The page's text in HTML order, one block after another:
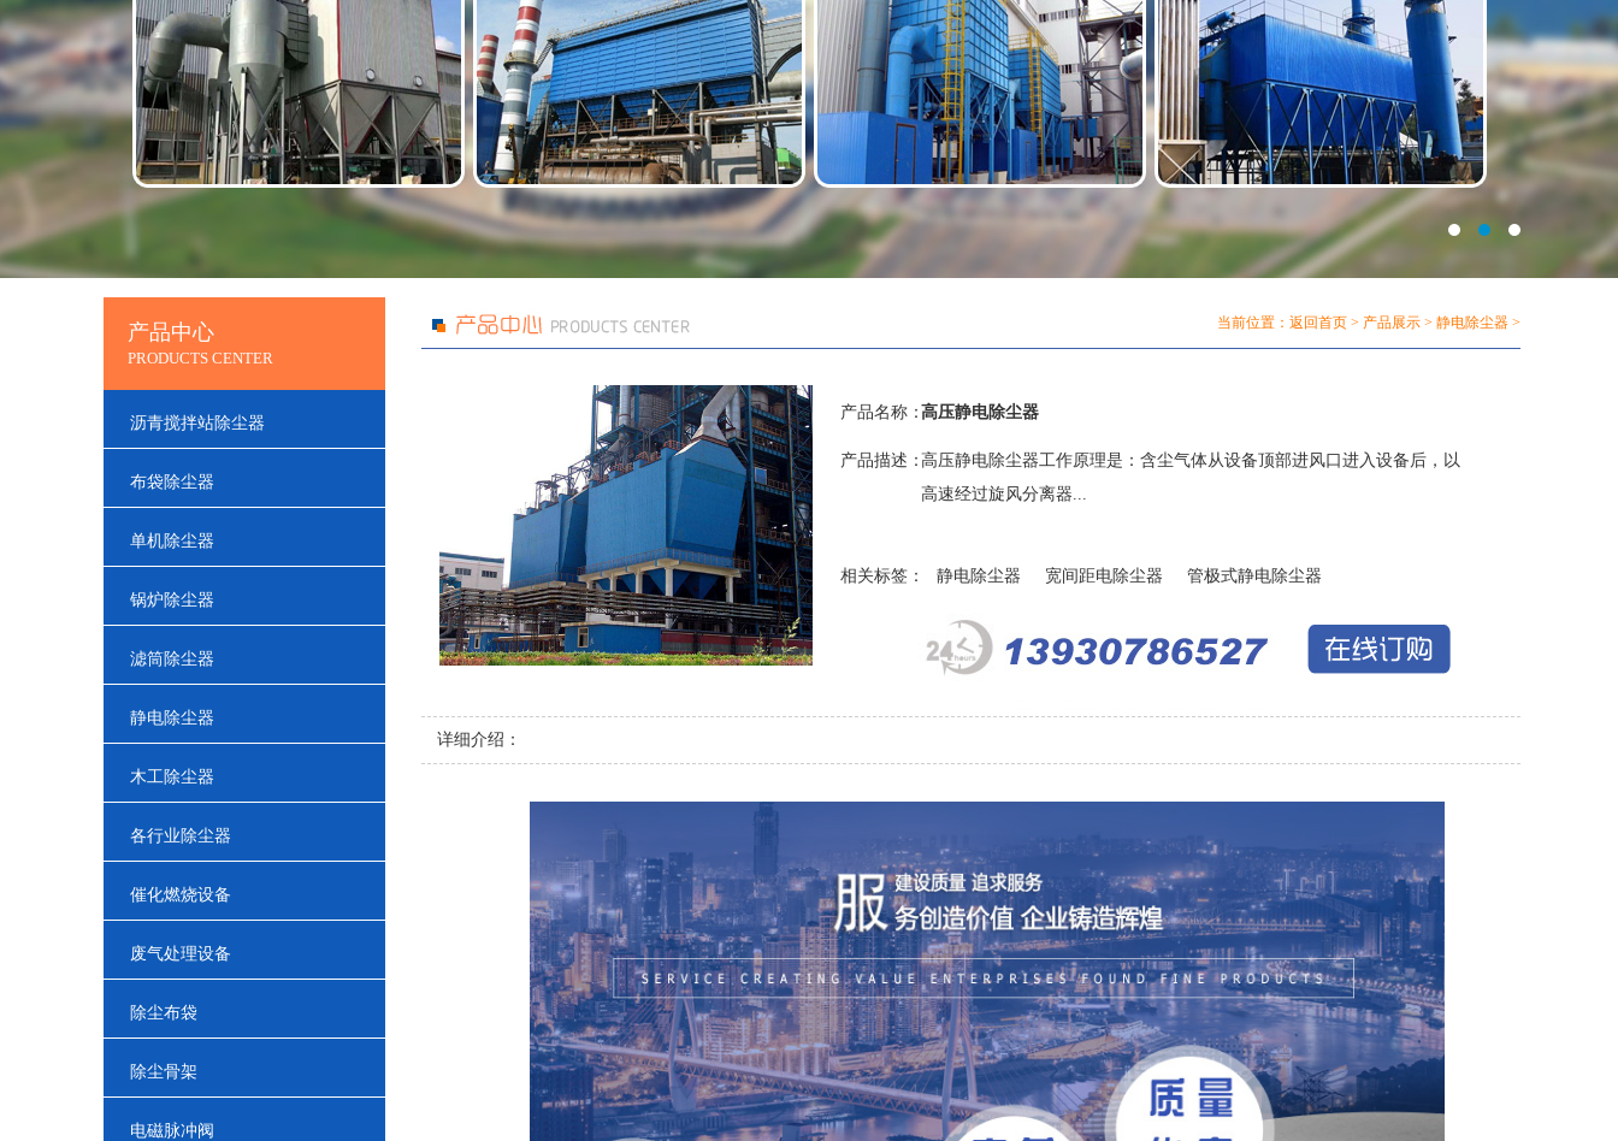
产品中心
PRODUCTS CENTER
沥青搅拌站除尘器
布袋除尘器
单机除尘器
锅炉除尘器
滤筒除尘器
静电除尘器
木工除尘器
各行业除尘器
催化燃烧设备
废气处理设备
除尘布袋
除尘骨架
电磁脉冲阀
当前位置： 返回首页 > 产品展示 > 静电除尘器 >
产品名称：
产品描述：
高压静电除尘器
高压静电除尘器工作原理是：含尘气体从设备顶部进风口进入设备后，以
高速经过旋风分离器...
相关标签： 静电除尘器 宽间距电除尘器 管极式静电除尘器
详细介绍：